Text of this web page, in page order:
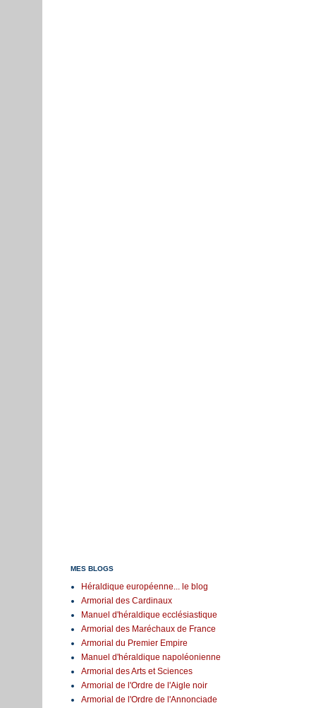
MES BLOGS
Héraldique européenne... le blog
Armorial des Cardinaux
Manuel d'héraldique ecclésiastique
Armorial des Maréchaux de France
Armorial du Premier Empire
Manuel d'héraldique napoléonienne
Armorial des Arts et Sciences
Armorial de l'Ordre de l'Aigle noir
Armorial de l'Ordre de l'Annonciade